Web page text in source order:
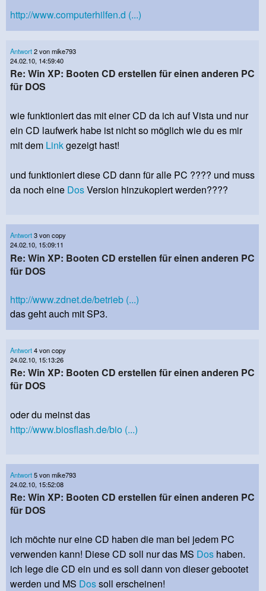
http://www.computerhilfen.d (...)
Antwort2 von mike793
24.02.10, 14:59:40
Re: Win XP: Booten CD erstellen für einen anderen PC
für DOS
wie funktioniert das mit einer CD da ich auf Vista und nur
ein CD laufwerk habe ist nicht so möglich wie du es mir
mit dem Linkgezeigt hast!
und funktioniert diese CD dann für alle PC ???? und muss
da noch eine DosVersion hinzukopiert werden????
Antwort3 von copy
24.02.10, 15:09:11
Re: Win XP: Booten CD erstellen für einen anderen PC
für DOS
http://www.zdnet.de/betrieb (...)
das geht auch mit SP3.
Antwort4 von copy
24.02.10, 15:13:26
Re: Win XP: Booten CD erstellen für einen anderen PC
für DOS
oder du meinst das
http://www.biosflash.de/bio (...)
Antwort5 von mike793
24.02.10, 15:52:08
Re: Win XP: Booten CD erstellen für einen anderen PC
für DOS
ich möchte nur eine CD haben die man bei jedem PC
verwenden kann! Diese CD soll nur das MS Dos haben.
ich lege die CD ein und es soll dann von dieser gebootet
werden und MS Dossoll erscheinen!